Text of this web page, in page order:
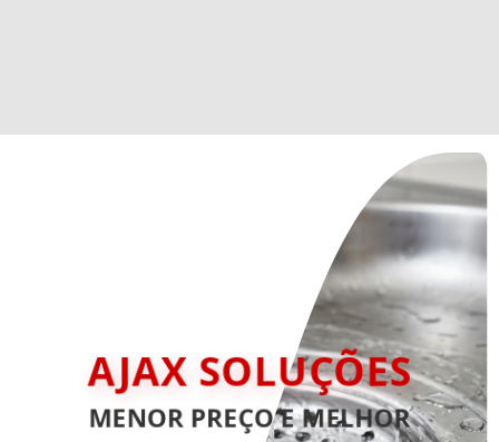
AJAX SOLUÇÕES
MENOR PREÇO E MELHOR